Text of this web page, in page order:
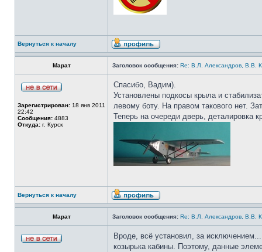
Вернуться к началу
Марат Заголовок сообщения: Re: В.Л. Александров, В.В.
Зарегистрирован: 18 янв 2011
22:42
Сообщения: 4883
Откуда: г. Курск
Спасибо, Вадим).
Установлены подкосы крыла и
левому боту. На правом такового нет.
Теперь на очереди дверь, деталировка
Вернуться к началу
Марат Заголовок сообщения: Re: В.Л. Александров, В.В.
Вроде, всё установил, за
козырька кабины. Поэтому, данные